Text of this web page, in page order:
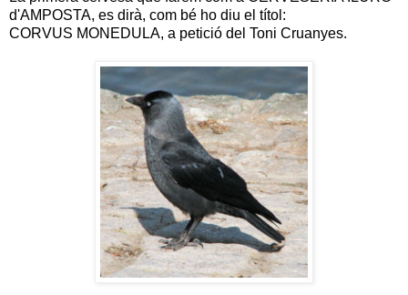
d'AMPOSTA, es dirà, com bé ho diu el títol:
CORVUS MONEDULA, a petició del Toni Cruanyes.